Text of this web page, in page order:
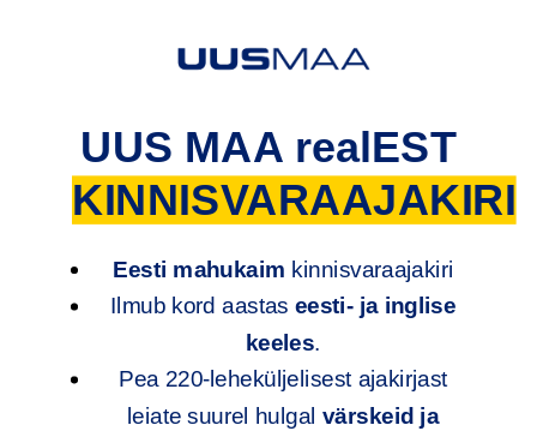
Eesti mahukaim kinnisvaraajakiri
Ilmub kord aastaseesti- ja inglise
keeles.
Pea 220-leheküljelisest ajakirjast
leiate suurel hulgal värskeid ja
UUS MAA realEST
KINNISVARAAJAKIRI